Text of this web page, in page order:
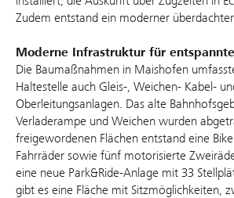
Zudem entstand ein moderner
Moderne Infrastruktur für
Die Baumaßnahmen in Maishofen
Haltestelle auch Gleis-, Weichen- Kabel-
Oberleitungsanlagen. Das alte
Verladerampe und Weichen wurden
freigewordenen Flächen entstand eine
Fahrräder sowie fünf motorisierte
eine neue Park&Ride-Anlage mit 33
gibt es eine Fläche mit Sitzmöglichkeiten,